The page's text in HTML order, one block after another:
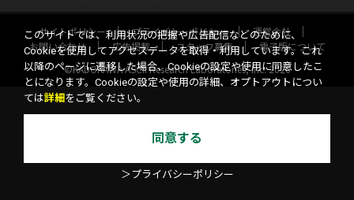
サイトポリシー プライバシーポリシー
運営会社
お問い合わせ
広告掲載 スタッフ募集
電子版について
©KADOKAWA ASCII Research Laboratories, Inc. 2026
このサイトでは、利用状況の把握や広告配信などのために、
Cookieを使用してアクセスデータを取得・利用しています。これ
以降のページに遷移した場合、Cookieの設定や使用に同意したこ
とになります。Cookieの設定や使用の詳細、オプトアウトについ
ては詳細 をご覧ください。
同意する
＞プライバシーポリシー